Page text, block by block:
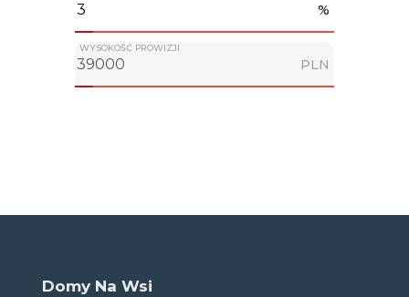
%
WYSOKOŚĆ PROWIZJI
PLN
Domy Na Wsi